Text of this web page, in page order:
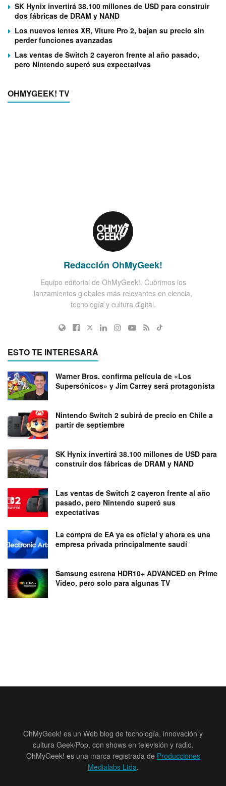
SK Hynix invertirá 38.100 millones de USD para construir
dos fábricas de DRAM y NAND
Los nuevos lentes XR, Viture Pro 2, bajan su precio sin
perder funciones avanzadas
Las ventas de Switch 2 cayeron frente al año pasado,
pero Nintendo superó sus expectativas
OHMYGEEK! TV
Redacción OhMyGeek!
Equipo editorial de OhMyGeek!. Cubrimos los
lanzamientos globales más relevantes en ciencia,
tecnología y cultura digital.
ESTO TE INTERESARÁ
Warner Bros. confirma película de «Los
Supersónicos» y Jim Carrey será protagonista
Nintendo Switch 2 subirá de precio en Chile a
partir de septiembre
SK Hynix invertirá 38.100 millones de USD para
construir dos fábricas de DRAM y NAND
Las ventas de Switch 2 cayeron frente al año
pasado, pero Nintendo superó sus
expectativas
La compra de EA ya es oficial y ahora es una
empresa privada principalmente saudí
Samsung estrena HDR10+ ADVANCED en Prime
Video, pero solo para algunas TV
OhMyGeek! es un Web blog de tecnología, innovación y
cultura Geek/Pop, con shows en televisión y radio.
OhMyGeek! es una marca registrada de Producciones
Medialabs Ltda.